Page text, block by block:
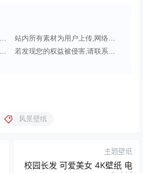
可免费下载超清原图;
站内所有素材为用户上传,网络分享或原创,请勿用于商业用途;
若发现您的权益被侵害,请联系QQ1815919191,我们尽快处理.
风景壁纸
主题壁纸
校园长发 可爱美女 4K壁纸 电